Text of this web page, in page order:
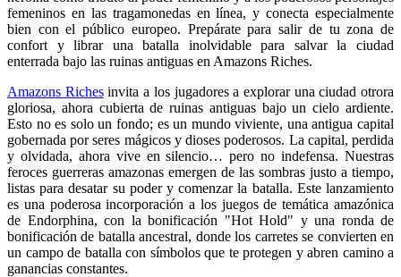
femeninos en las tragamonedas en línea, y conecta especialmente
bien con el público europeo. Prepárate para salir de tu zona de
confort y librar una batalla inolvidable para salvar la ciudad
enterrada bajo las ruinas antiguas en Amazons Riches.
Amazons Richesinvita a los jugadores a explorar una ciudad otrora
gloriosa, ahora cubierta de ruinas antiguas bajo un cielo ardiente.
Esto no es solo un fondo; es un mundo viviente, una antigua capital
gobernada por seres mágicos y dioses poderosos. La capital, perdida
y olvidada, ahora vive en silencio… pero no indefensa. Nuestras
feroces guerreras amazonas emergen de las sombras justo a tiempo,
listas para desatar su poder y comenzar la batalla. Este lanzamiento
es una poderosa incorporación a los juegos de temática amazónica
de Endorphina, con la bonificación "Hot Hold" y una ronda de
bonificación de batalla ancestral, donde los carretes se convierten en
un campo de batalla con símbolos que te protegen y abren camino a
ganancias constantes.